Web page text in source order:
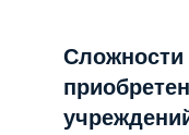
Сложности